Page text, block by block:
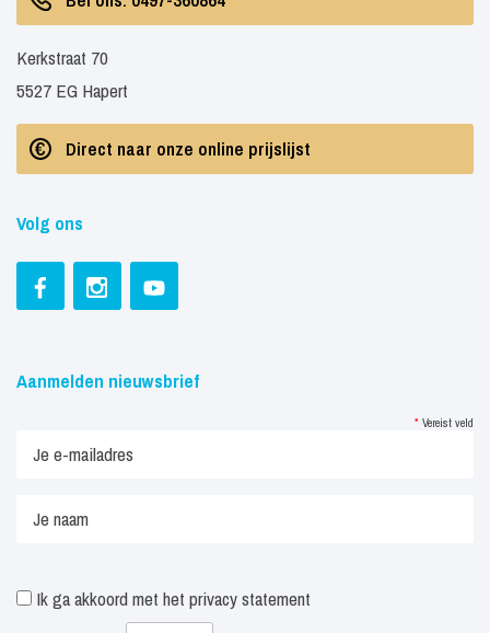
Kerkstraat 70
5527 EG Hapert
Direct naar onze online prijslijst
Volg ons
Aanmelden nieuwsbrief
* Vereist veld
Ik ga akkoord met het privacy statement